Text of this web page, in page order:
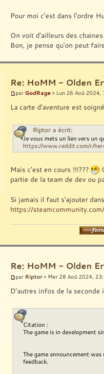
Pour moi c'est dans l'ordre
On voit d'ailleurs des
Bon, je pense qu'on peut
Re: HoMM - Olden
par GodRage » Lun 26 Aoû 2024,
La carte d'aventure est
Riptor a écrit:
Je vous mets un lien vers un
https://www.reddit.com/r/
Mais c'est en cours !!!???
partie de la team de dev ou
Si jamais il faut s'ajouter
https://
Re: HoMM - Olden
par Riptor » Mer 28 Aoû 2024,
D'autres infos de la seconde
Citation :
The game is in development
The game announcement
feedback.